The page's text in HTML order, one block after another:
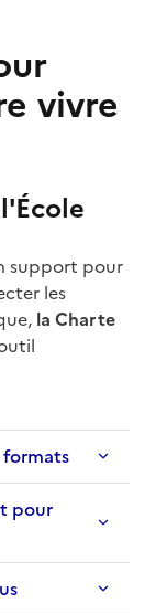
vivre
support pour
les
la Charte
pour